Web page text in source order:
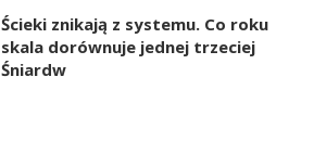
Ścieki znikają z systemu. Co roku
skala dorównuje jednej trzeciej
Śniardw